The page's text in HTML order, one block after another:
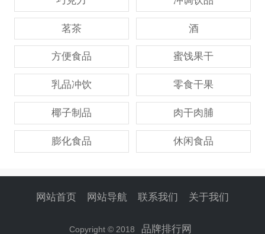
茗茶 酒
方便食品 蜜饯果干
乳品冲饮 零食干果
椰子制品 肉干肉脯
膨化食品 休闲食品
网站首页 网站导航 联系我们 关于我们
Copyright © 2018 品牌排行网